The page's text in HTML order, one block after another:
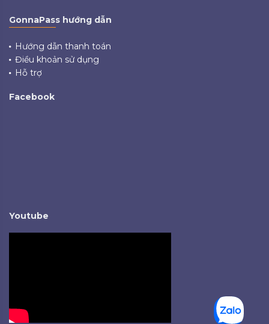
GonnaPass hướng dẫn
Hướng dẫn thanh toán
Điều khoản sử dụng
Hỗ trợ
Facebook
Youtube